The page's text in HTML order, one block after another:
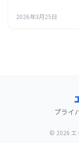
ます。
2026年3月25日
プライ
© 2026 エ